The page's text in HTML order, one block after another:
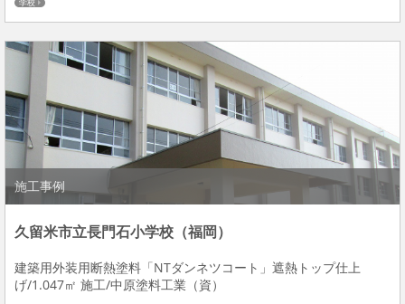
学校
施工事例
久留米市立長門石小学校（福岡）
建築用外装用断熱塗料「NTダンネツコート」遮熱トップ仕上
げ/1.047㎡ 施工/中原塗料工業（資）